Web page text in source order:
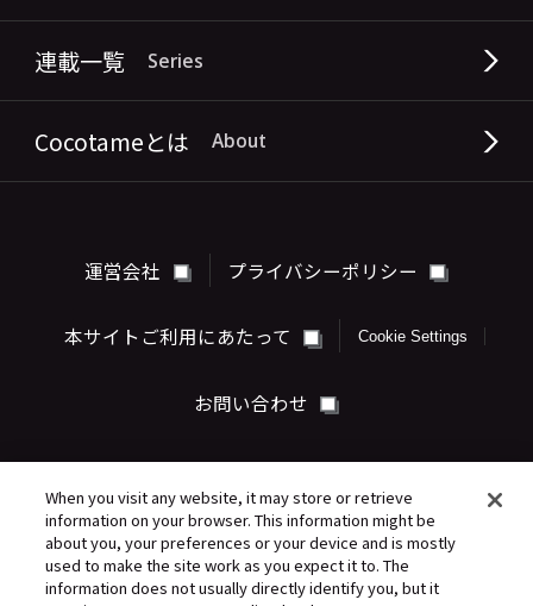
連載一覧 Series
Cocotameとは About
運営会社 プライバシーポリシー
本サイトご利用にあたって Cookie Settings
お問い合わせ
When you visit any website, it may store or retrieve
information on your browser. This information might be
about you, your preferences or your device and is mostly
used to make the site work as you expect it to. The
information does not usually directly identify you, but it